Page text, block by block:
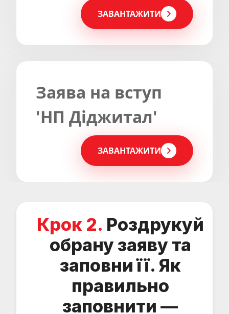
ЗАВАНТАЖИТИ
Заява на вступ
'НП Діджитал'
ЗАВАНТАЖИТИ
Крок 2. Роздрукуй
обрану заяву та
заповни її. Як
правильно
заповнити —